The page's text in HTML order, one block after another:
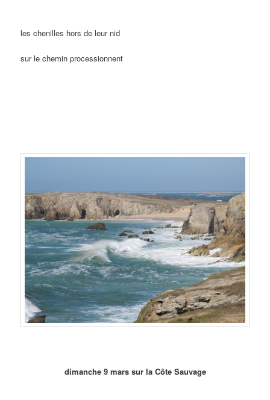
les chenilles hors de leur nid
sur le chemin processionnent
dimanche 9 mars sur la Côte Sauvage